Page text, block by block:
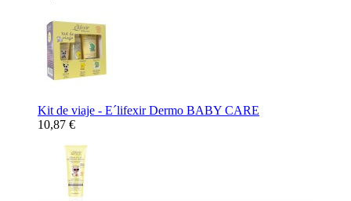
Kit de viaje - E´lifexir Dermo BABY CARE
10,87 €